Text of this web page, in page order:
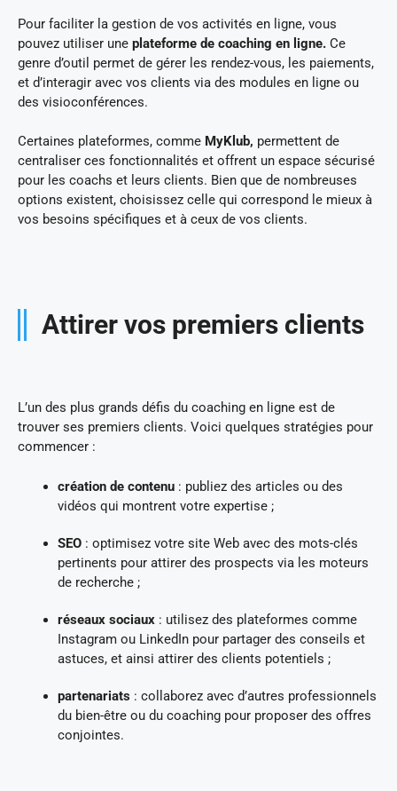
Pour faciliter la gestion de vos activités en ligne, vous
pouvez utiliser une plateforme de coaching en ligne. Ce
genre d’outil permet de gérer les rendez-vous, les paiements,
et d’interagir avec vos clients via des modules en ligne ou
des visioconférences.
Certaines plateformes, comme MyKlub, permettent de
centraliser ces fonctionnalités et offrent un espace sécurisé
pour les coachs et leurs clients. Bien que de nombreuses
options existent, choisissez celle qui correspond le mieux à
vos besoins spécifiques et à ceux de vos clients.
Attirer vos premiers clients
L’un des plus grands défis du coaching en ligne est de
trouver ses premiers clients. Voici quelques stratégies pour
commencer :
création de contenu : publiez des articles ou des
vidéos qui montrent votre expertise ;
SEO : optimisez votre site Web avec des mots-clés
pertinents pour attirer des prospects via les moteurs
de recherche ;
réseaux sociaux : utilisez des plateformes comme
Instagram ou LinkedIn pour partager des conseils et
astuces, et ainsi attirer des clients potentiels ;
partenariats : collaborez avec d’autres professionnels
du bien-être ou du coaching pour proposer des offres
conjointes.